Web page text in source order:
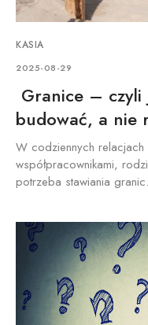
KASIA
2025-08-29
Granice – czyli
budować, a nie
W codziennych
współpracownikami,
potrzeba stawiania granic.